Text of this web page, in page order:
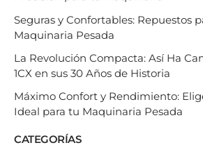
Seguras y Confortables: Repuestos
Maquinaria Pesada
La Revolución Compacta: Así Ha
1CX en sus 30 Años de Historia
Máximo Confort y Rendimiento:
Ideal para tu Maquinaria Pesada
CATEGORÍAS